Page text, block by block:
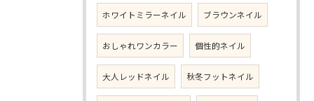
ホワイトミラーネイル ブラウンネイル
おしゃれワンカラー 個性的ネイル
大人レッドネイル 秋冬フットネイル